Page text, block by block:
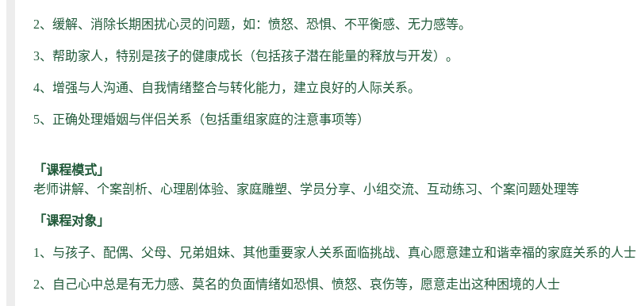
2、缓解、消除长期困扰心灵的问题，如：愤怒、恐惧、不平衡感、无力感等。
3、帮助家人，特别是孩子的健康成长（包括孩子潜在能量的释放与开发）。
4、增强与人沟通、自我情绪整合与转化能力，建立良好的人际关系。
5、正确处理婚姻与伴侣关系（包括重组家庭的注意事项等）
「课程模式」
老师讲解、个案剖析、心理剧体验、家庭雕塑、学员分享、小组交流、互动练习、个案问题处理等
「课程对象」
1、与孩子、配偶、父母、兄弟姐妹、其他重要家人关系面临挑战、真心愿意建立和谐幸福的家庭关系的人士
2、自己心中总是有无力感、莫名的负面情绪如恐惧、愤怒、哀伤等，愿意走出这种困境的人士